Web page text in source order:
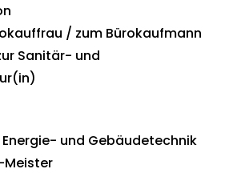
/ zum Bürokaufmann
Sanitär- und
und Gebäudetechnik